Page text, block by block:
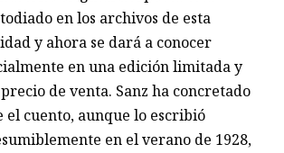
en los archivos de esta
y ahora se dará a conocer
en una edición limitada y
de venta. Sanz ha concretado
el cuento, aunque lo escribió
en el verano de 1928,